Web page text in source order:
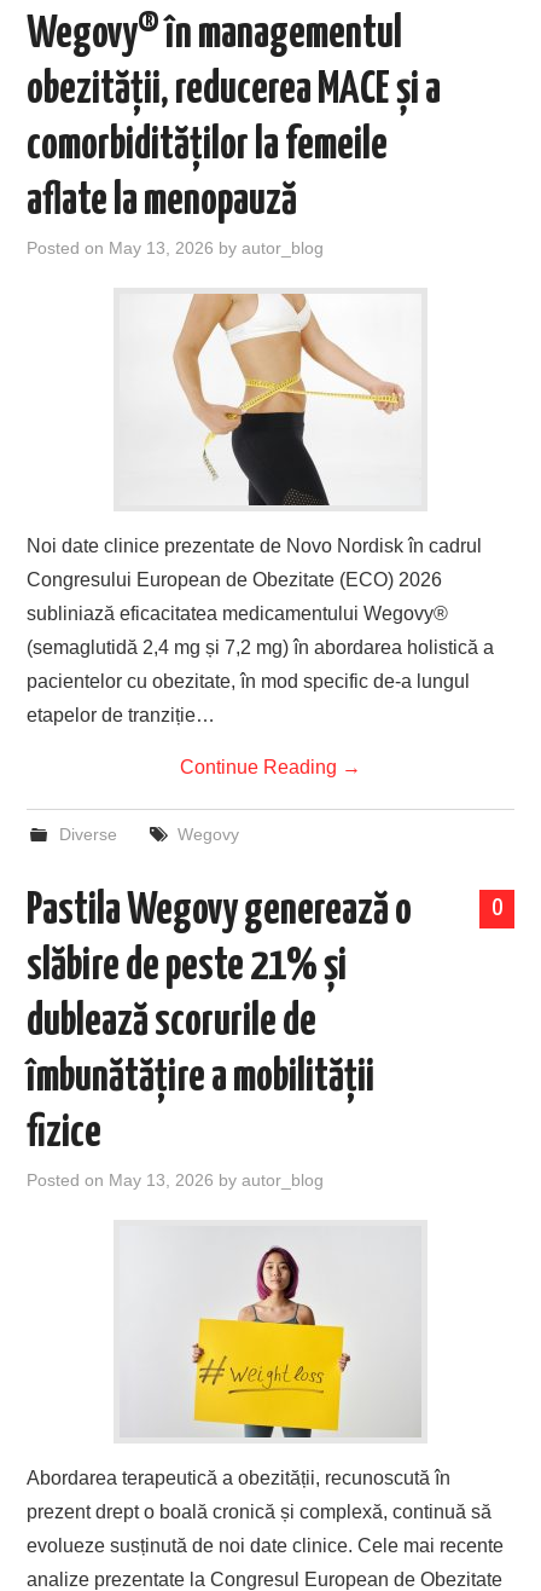
Wegovy® în managementul
obezității, reducerea MACE și a
comorbidităților la femeile
aflate la menopauză
Posted on May 13, 2026 byautor_blog
Noi date clinice prezentate de Novo Nordisk în cadrul
Congresului European de Obezitate (ECO) 2026
subliniază eficacitatea medicamentului Wegovy®
(semaglutidă 2,4 mg și 7,2 mg) în abordarea holistică a
pacientelor cu obezitate, în mod specific de-a lungul
etapelor de tranziție…
Continue Reading →
Diverse Wegovy
0
Pastila Wegovy generează o
slăbire de peste 21% și
dublează scorurile de
îmbunătățire a mobilității
fizice
Posted on May 13, 2026 byautor_blog
Abordarea terapeutică a obezității, recunoscută în
prezent drept o boală cronică și complexă, continuă să
evolueze susținută de noi date clinice. Cele mai recente
analize prezentate la Congresul European de Obezitate